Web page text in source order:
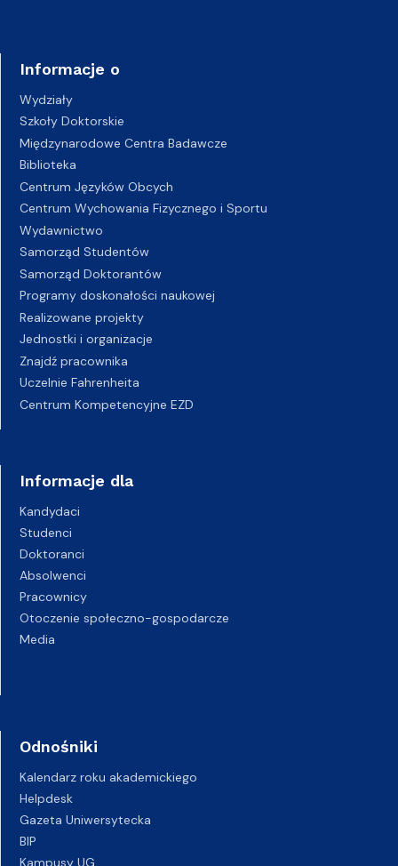
Informacje o
Wydziały
Szkoły Doktorskie
Międzynarodowe Centra Badawcze
Biblioteka
Centrum Języków Obcych
Centrum Wychowania Fizycznego i Sportu
Wydawnictwo
Samorząd Studentów
Samorząd Doktorantów
Programy doskonałości naukowej
Realizowane projekty
Jednostki i organizacje
Znajdź pracownika
Uczelnie Fahrenheita
Centrum Kompetencyjne EZD
Informacje dla
Kandydaci
Studenci
Doktoranci
Absolwenci
Pracownicy
Otoczenie społeczno-gospodarcze
Media
Odnośniki
Kalendarz roku akademickiego
Helpdesk
Gazeta Uniwersytecka
BIP
Kampusy UG